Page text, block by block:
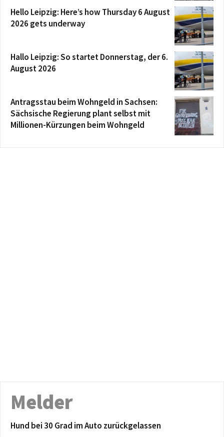
Hello Leipzig: Here’s how Thursday 6 August
2026 gets underway
Hallo Leipzig: So startet Donnerstag, der 6.
August 2026
Antragsstau beim Wohngeld in Sachsen:
Sächsische Regierung plant selbst mit
Millionen-Kürzungen beim Wohngeld
Melder
Hund bei 30 Grad im Auto zurückgelassen